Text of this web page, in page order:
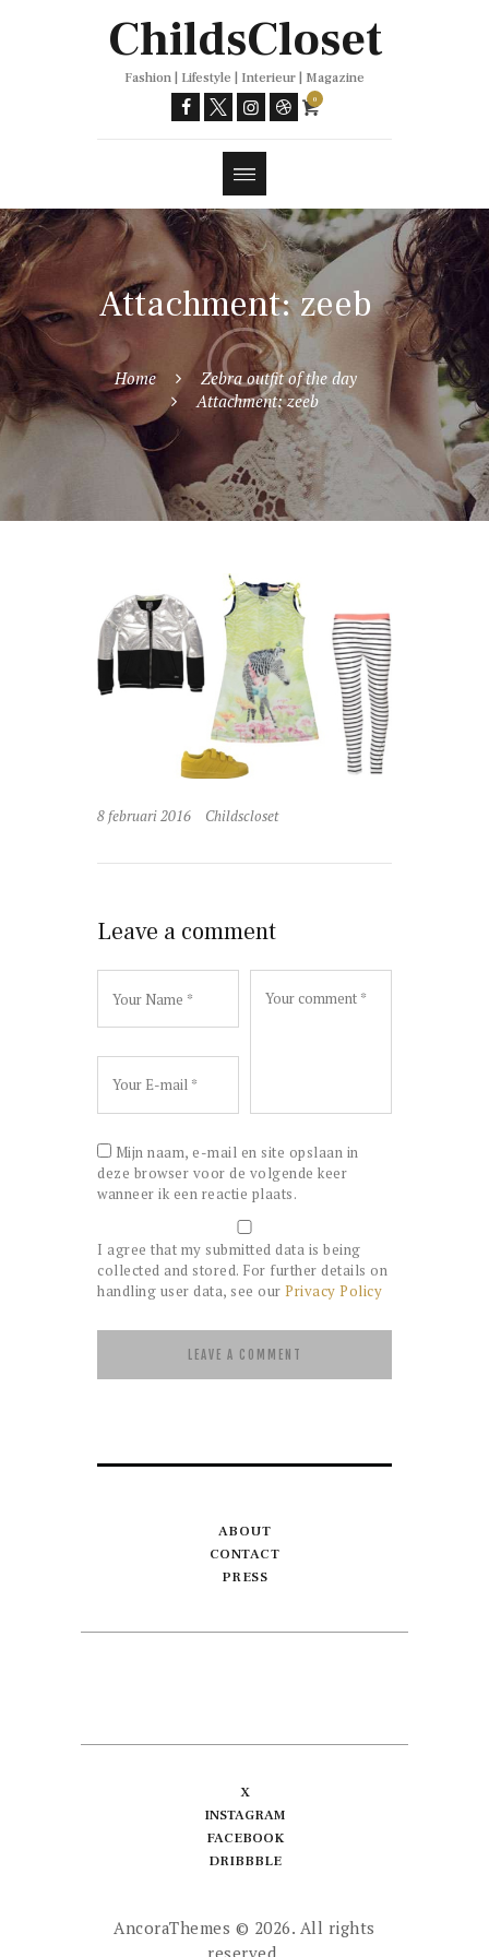
ChildsCloset
Fashion | Lifestyle | Interieur | Magazine
0
Attachment: zeeb
Home
Zebra outfit of the day
Attachment: zeeb
8 februari 2016 Childscloset
Leave a comment
Mijn naam, e-mail en site opslaan in
deze browser voor de volgende keer
wanneer ik een reactie plaats.
I agree that my submitted data is being
collected and stored. For further details on
handling user data, see our Privacy Policy
ABOUT
CONTACT
PRESS
X
INSTAGRAM
FACEBOOK
DRIBBBLE
AncoraThemes © 2026. All rights